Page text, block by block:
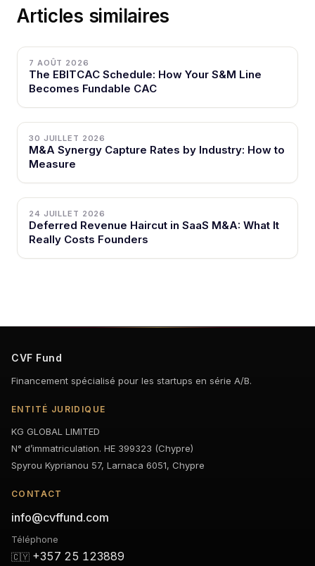
Articles similaires
7 AOÛT 2026
The EBITCAC Schedule: How Your S&M Line
Becomes Fundable CAC
30 JUILLET 2026
M&A Synergy Capture Rates by Industry: How to
Measure
24 JUILLET 2026
Deferred Revenue Haircut in SaaS M&A: What It
Really Costs Founders
CVF Fund
Financement spécialisé pour les startups en série A/B.
ENTITÉ JURIDIQUE
KG GLOBAL LIMITED
N° d’immatriculation. HE 399323 (Chypre)
Spyrou Kyprianou 57, Larnaca 6051, Chypre
CONTACT
info@cvffund.com
Téléphone
🇨🇾 +357 25 123889